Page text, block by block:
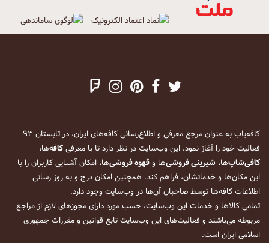
کافه‌یاب به عنوان مرجع معرفی و اطلاع‌رسانی کافه‌های ایران، در تابستان ۹۳
فعالیت خود را آغاز نمود. این وب‌سایت در نظر دارد تا با معرفیکافه‌ها،
کافی‌شاپ‌ها، شیرینی فروشی‌ها وقهوه فروشی‌ها، امکان آشنایی کاربران را با
این مکان‌ها و خدماتشان، فراهم کند. همچنین امکان درج و به روز رسانی
اطلاعات کافه‌ها توسط صاحبان آن‌ها در وب‌سایت وجود دارد.
تمامی کالاها و خدمات این وب‌سایت، حسب مورد دارای مجوزهای لازم از مراجع
مربوطه می‌باشند و فعالیت‌های این وب‌سایت تابع قوانین و مقررات جمهوری
اسلامی ایران است.